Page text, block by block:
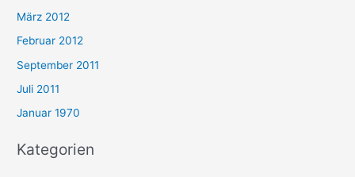
März 2012
Februar 2012
September 2011
Juli 2011
Januar 1970
Kategorien